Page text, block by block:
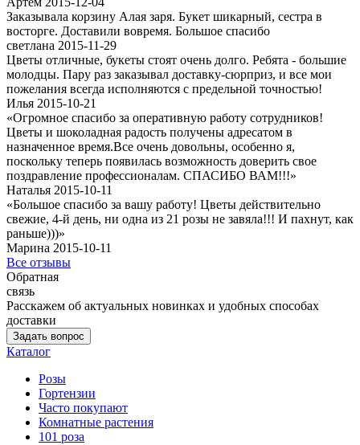
Заказывала корзину Алая заря. Букет шикарный, сестра в
восторге. Доставили вовремя. Большое спасибо
светлана 2015-11-29
Цветы отличные, букеты стоят очень долго. Ребята - большие
молодцы. Пару раз заказывал доставку-сюрприз, и все мои
пожелания всегда исполняются с предельной точностью!
Илья 2015-10-21
«Огромное спасибо за оперативную работу сотрудников!
Цветы и шоколадная радость получены адресатом в
назначенное время.Все очень довольны, особенно я,
поскольку теперь появилась возможность доверить свое
поздравление профессионалам. СПАСИБО ВАМ!!!»
Наталья 2015-10-11
«Большое спасибо за вашу работу! Цветы действительно
свежие, 4-й день, ни одна из 21 розы не завяла!!! И пахнут, как
раньше)))»
Марина 2015-10-11
Все отзывы
Обратная
связь
Расскажем об актуальных новинках и удобных способах
доставки
Задать вопрос
Каталог
Розы
Гортензии
Часто покупают
Комнатные растения
101 роза